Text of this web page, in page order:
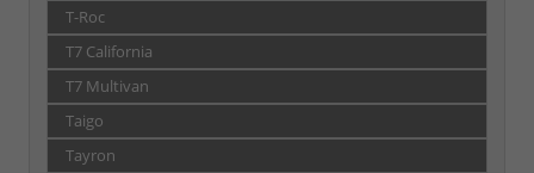
T-Roc
T7 California
T7 Multivan
Taigo
Tayron